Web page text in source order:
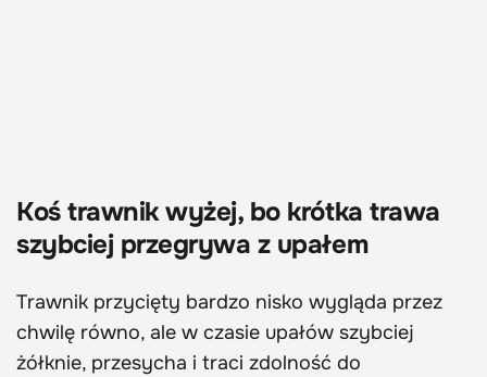
Koś trawnik wyżej, bo krótka trawa
szybciej przegrywa z upałem
Trawnik przycięty bardzo nisko wygląda przez
chwilę równo, ale w czasie upałów szybciej
żółknie, przesycha i traci zdolność do